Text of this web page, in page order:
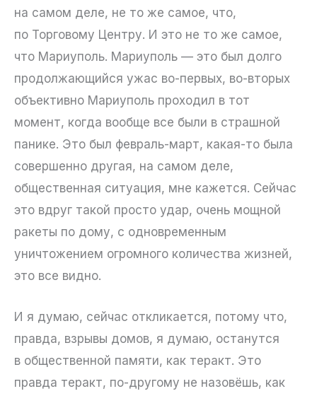
на самом деле, не то же самое, что,
по Торговому Центру. И это не то же самое,
что Мариуполь. Мариуполь — это был долго
продолжающийся ужас во-первых, во-вторых
объективно Мариуполь проходил в тот
момент, когда вообще все были в страшной
панике. Это был февраль-март, какая-то была
совершенно другая, на самом деле,
общественная ситуация, мне кажется. Сейчас
это вдруг такой просто удар, очень мощной
ракеты по дому, с одновременным
уничтожением огромного количества жизней,
это все видно.
И я думаю, сейчас откликается, потому что,
правда, взрывы домов, я думаю, останутся
в общественной памяти, как теракт. Это
правда теракт, по-другому не назовёшь, как